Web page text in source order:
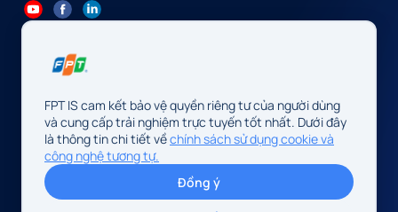
Contact@fpt.com
Trụ sở: Số 10 phố Phạm Văn Bạch, P. Cầu Giấy, Hà Nội, Việt Nam
Cơ quan chủ quản: Công ty TNHH FPT IS
Mã số doanh nghiệp: 0104128565 do Sở Tài chính Thành phố Hà
Nội cấp, đăng ký lần đầu ngày 13/08/2009, sửa đổi lần thứ 34
ngày 14/05/2026.
FPT IS cam kết bảo vệ quyền riêng tư của người dùng
và cung cấp trải nghiệm trực tuyến tốt nhất. Dưới đây
là thông tin chi tiết vềchính sách sử dụng cookie và
công nghệ tương tự.
Đồng ý